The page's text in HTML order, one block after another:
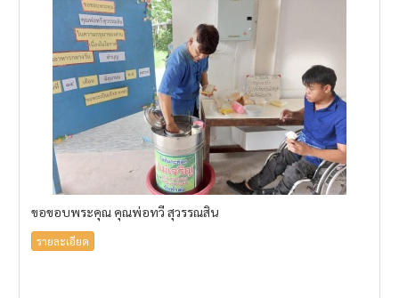
ขอขอบพระคุณ คุณพ่อทวี สุวรรณสิน
รายละเอียด